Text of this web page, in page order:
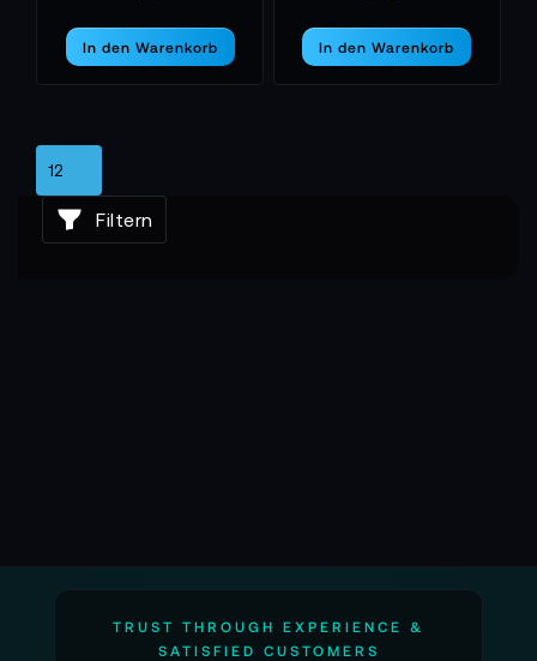
In den Warenkorb In den Warenkorb
Filtern
TRUST THROUGH EXPERIENCE &
SATISFIED CUSTOMERS